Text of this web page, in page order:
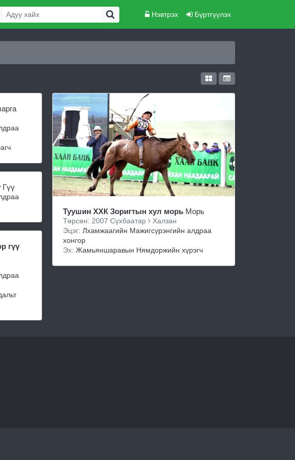
Нэвтрэх Бүртгүүлэх
Гүү
гүү
Туушин ХХК Зоригтын хул морь Морь
Төрсөн: 2007 Сүхбаатар
Халзан
Эцэг: Лхамжаагийн Мажигсүрэнгийн алдраа
хонгор
Эх:Жамьяншаравын Нямдоржийн хүрэгч